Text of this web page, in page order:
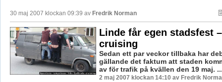
30 maj 2007 klockan 09:39 av Fredrik Norman
Linde får egen stadsfest
cruising
Sedan ett par veckor tillbaka har
gällande det faktum att staden
av för trafik på kvällen den 19 maj.
2 maj 2007 klockan 14:10 av Fredrik